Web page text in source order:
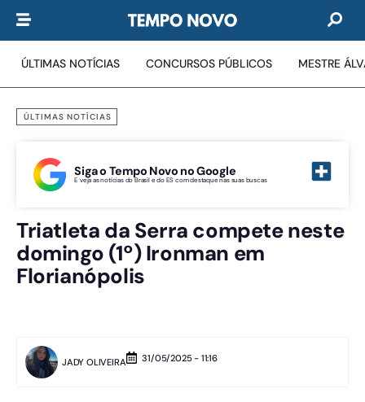
ÚLTIMAS NOTÍCIAS CONCURSOS PÚBLICOS MESTRE
ÚLTIMAS NOTÍCIAS
Siga o Tempo Novo no Google
E veja as notícias do Brasil e do ES com destaque nas suas buscas
Triatleta da Serra compete neste
domingo (1º) Ironman em
Florianópolis
JADY OLIVEIRA 31/05/2025 - 11:16